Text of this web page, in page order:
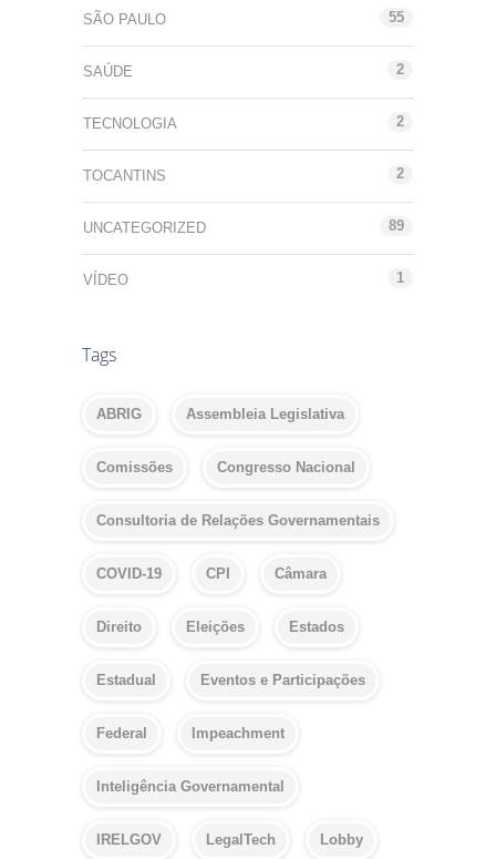
SÃO PAULO 55
SAÚDE 2
TECNOLOGIA 2
TOCANTINS 2
UNCATEGORIZED 89
VÍDEO 1
Tags
ABRIG Assembleia Legislativa
Comissões Congresso Nacional
Consultoria de Relações Governamentais
COVID-19 CPI Câmara
Direito Eleições Estados
Estadual Eventos e Participações
Federal Impeachment
Inteligência Governamental
IRELGOV LegalTech Lobby